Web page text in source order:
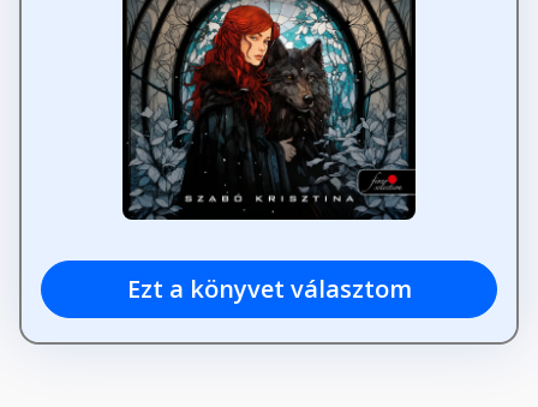
43. fejezet
Fejezet hossza: 00:08:55
44. fejezet
Fejezet hossza: 00:11:36
Fejezet hossza: 00:17:18
Ezt a könyvet választom